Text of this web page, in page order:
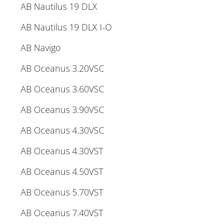
AB Nautilus 19 DLX
AB Nautilus 19 DLX I-O
AB Navigo
AB Oceanus 3.20VSC
AB Oceanus 3.60VSC
AB Oceanus 3.90VSC
AB Oceanus 4.30VSC
AB Oceanus 4.30VST
AB Oceanus 4.50VST
AB Oceanus 5.70VST
AB Oceanus 7.40VST